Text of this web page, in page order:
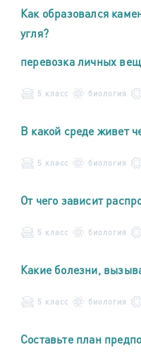
Как образовался
угля?
перевозка личных
5 класс биология
В какой среде живет
5 класс биология
От чего зависит
5 класс биология
Какие болезни,
5 класс биология
Составьте план